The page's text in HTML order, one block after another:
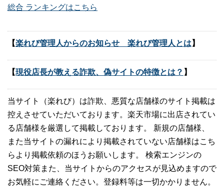
総合 ランキングはこちら
【楽れび管理人からのお知らせ 楽れび管理人とは 】
【現役店長が教える詐欺、偽サイトの特徴とは？ 】
当サイト（楽れび）は詐欺、悪質な店舗様のサイト掲載は
控えさせていただいております。楽天市場に出店されてい
る店舗様を厳選して掲載しております。 新規の店舗様、
また当サイトの漏れにより掲載されていない店舗様はこち
らより掲載依頼のほうお願いします。 検索エンジンの
SEO対策また、当サイトからのアクセスが見込めますので
お気軽にご連絡ください。登録料等は一切かかりません。